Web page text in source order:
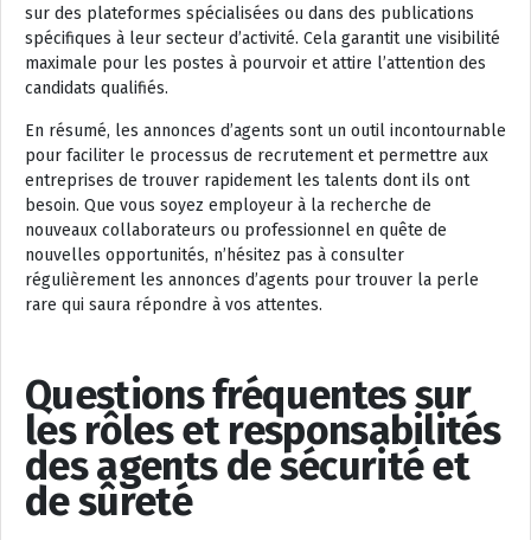
sur des plateformes spécialisées ou dans des publications
spécifiques à leur secteur d’activité. Cela garantit une visibilité
maximale pour les postes à pourvoir et attire l’attention des
candidats qualifiés.
En résumé, les annonces d’agents sont un outil incontournable
pour faciliter le processus de recrutement et permettre aux
entreprises de trouver rapidement les talents dont ils ont
besoin. Que vous soyez employeur à la recherche de
nouveaux collaborateurs ou professionnel en quête de
nouvelles opportunités, n’hésitez pas à consulter
régulièrement les annonces d’agents pour trouver la perle
rare qui saura répondre à vos attentes.
Questions fréquentes sur
les rôles et responsabilités
des agents de sécurité et
de sûreté